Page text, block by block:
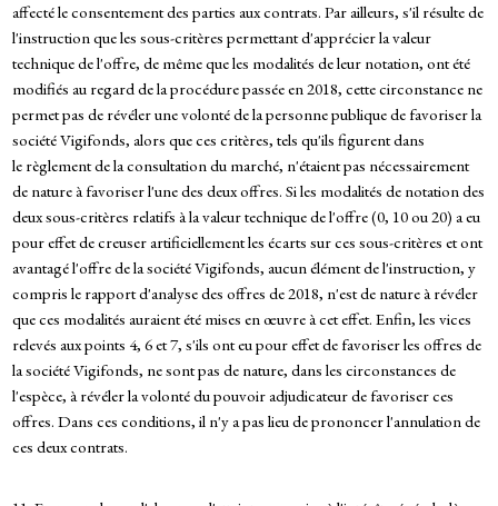
affecté le consentement des parties aux contrats. Par ailleurs, s'il résulte de
l'instruction que les sous-critères permettant d'apprécier la valeur
technique de l'offre, de même que les modalités de leur notation, ont été
modifiés au regard de la procédure passée en 2018, cette circonstance ne
permet pas de révéler une volonté de la personne publique de favoriser la
société Vigifonds, alors que ces critères, tels qu'ils figurent dans
le règlement de la consultation du marché, n'étaient pas nécessairement
de nature à favoriser l'une des deux offres. Si les modalités de notation des
deux sous-critères relatifs à la valeur technique de l'offre (0, 10 ou 20) a eu
pour effet de creuser artificiellement les écarts sur ces sous-critères et ont
avantagé l'offre de la société Vigifonds, aucun élément de l'instruction, y
compris le rapport d'analyse des offres de 2018, n'est de nature à révéler
que ces modalités auraient été mises en œuvre à cet effet. Enfin, les vices
relevés aux points 4, 6 et 7, s'ils ont eu pour effet de favoriser les offres de
la société Vigifonds, ne sont pas de nature, dans les circonstances de
l'espèce, à révéler la volonté du pouvoir adjudicateur de favoriser ces
offres. Dans ces conditions, il n'y a pas lieu de prononcer l'annulation de
ces deux contrats.